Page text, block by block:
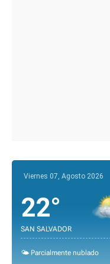
Viernes 07, Agosto 2026
22°
SAN SALVADOR
🌤️ Parcialmente nublado